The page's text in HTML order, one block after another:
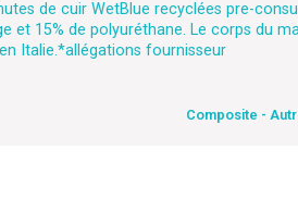
de cuir WetBlue recyclées pre-
et 15% de polyuréthane. Le corps du
Italie.*allégations fournisseur
Composite -